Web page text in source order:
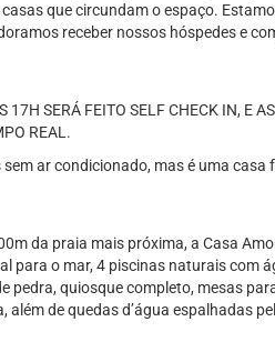
que circundam o espaço.
receber nossos hóspedes e
17H SERÁ FEITO SELF CHECK IN, E AS
REAL.
ar condicionado, mas é uma casa
da praia mais próxima, a Casa
para o mar, 4 piscinas naturais com
pedra, quiosque completo, mesas
de quedas d’água espalhadas